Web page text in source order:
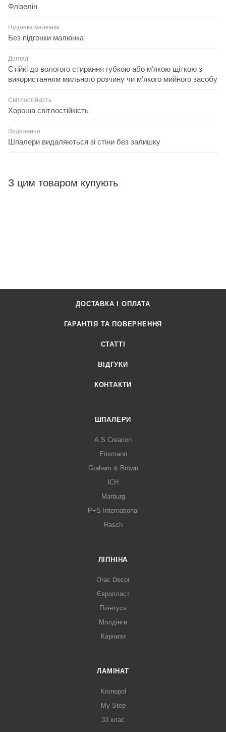
Флізелін
Підгонка малюнка
Без підгонки малюнка
Догляд
Стійкі до вологого стирання губкою або м’якою щіткою з
використанням мильного розчину чи м’якого мийного засобу
Світлостійкість
Хороша світлостійкість
Видалення
Шпалери видаляються зі стіни без залишку
З цим товаром купують
ДОСТАВКА І ОПЛАТА
ГАРАНТІЯ ТА ПОВЕРНЕННЯ
СТАТТІ
ВІДГУКИ
КОНТАКТИ
ШПАЛЕРИ
A.S.Creation
Erismann
Graham & Brown
ICH
Marburg
P+S International
Rasch
ЛІПНІНА
Orac Decor
Європласт
Плінтуса
Молдінги
Карнизи
ЛАМІНАТ
Kronopol
My Step
33 клас